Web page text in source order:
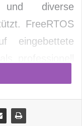
diverse
FreeRTOS
eingebettete
System in